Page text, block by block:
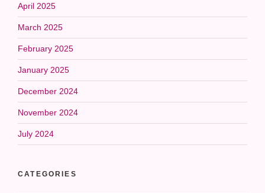
April 2025
March 2025
February 2025
January 2025
December 2024
November 2024
July 2024
CATEGORIES